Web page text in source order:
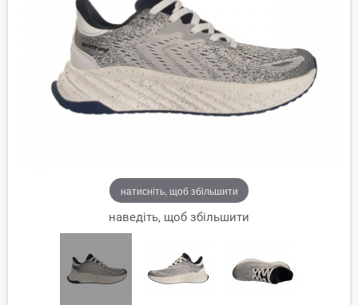
натисніть, щоб збільшити
наведіть, щоб збільшити